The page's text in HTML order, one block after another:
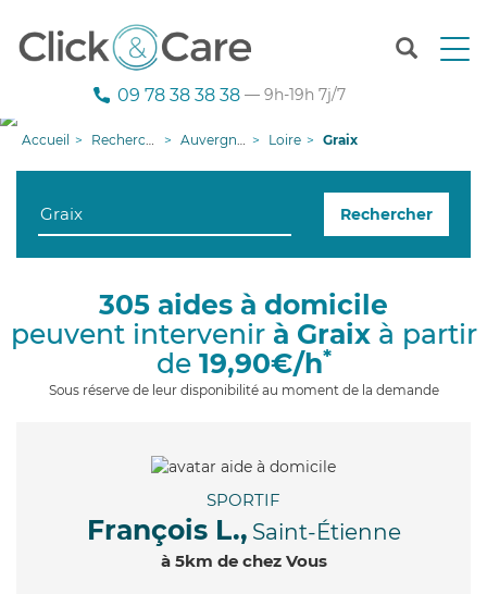
T
n
g
i
09 78 38 38 38 — 9h-19h 7j/7
Accueil Recherche aide à domicile Auvergne-Rhône-Alpes Loire Graix
Rechercher
305 aides à domicile
peuvent intervenir à Graixà partir
de 19,90€/h*
Sous réserve de leur disponibilité au moment de la demande
SPORTIF
François L., Saint-Étienne
à 5km de chez Vous